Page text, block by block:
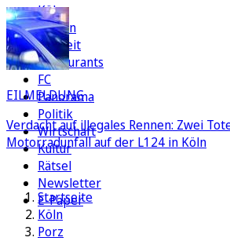
Köln
Region
Freizeit
Restaurants
FC
Panorama
Politik
Wirtschaft
Kultur
Rätsel
Newsletter
E-Paper
EILMELDUNG
Verdacht auf illegales Rennen: Zwei
Motorradunfall auf der L124 in Köln
Startseite
Köln
Porz